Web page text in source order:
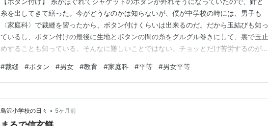
糸を出してきて繕った。今がどうなのかは知らないが、僕が中学校の時には、男子も
〈家庭科〉で裁縫を習ったから、ボタン付けくらいは出来るのだ。だから玉結びも知っ
ているし、ボタン付けの最後に生地とボタンの間の糸をグルグル巻きにして、裏で玉止
めすることも知っている。そんなに難しいことではない。チョッとだけ苦労するのが、
家庭科を教え、女子には木工技術を教えた。男女平等という戦後の教育方針に則ったカ
リキュラムだったのだろう。しかし今思えば、一見優しそうな…
#裁縫 #ボタン #男女 #教育 #家庭科 #平等 #男女平等
鳥沢小学校の日々 • 5ヶ月前